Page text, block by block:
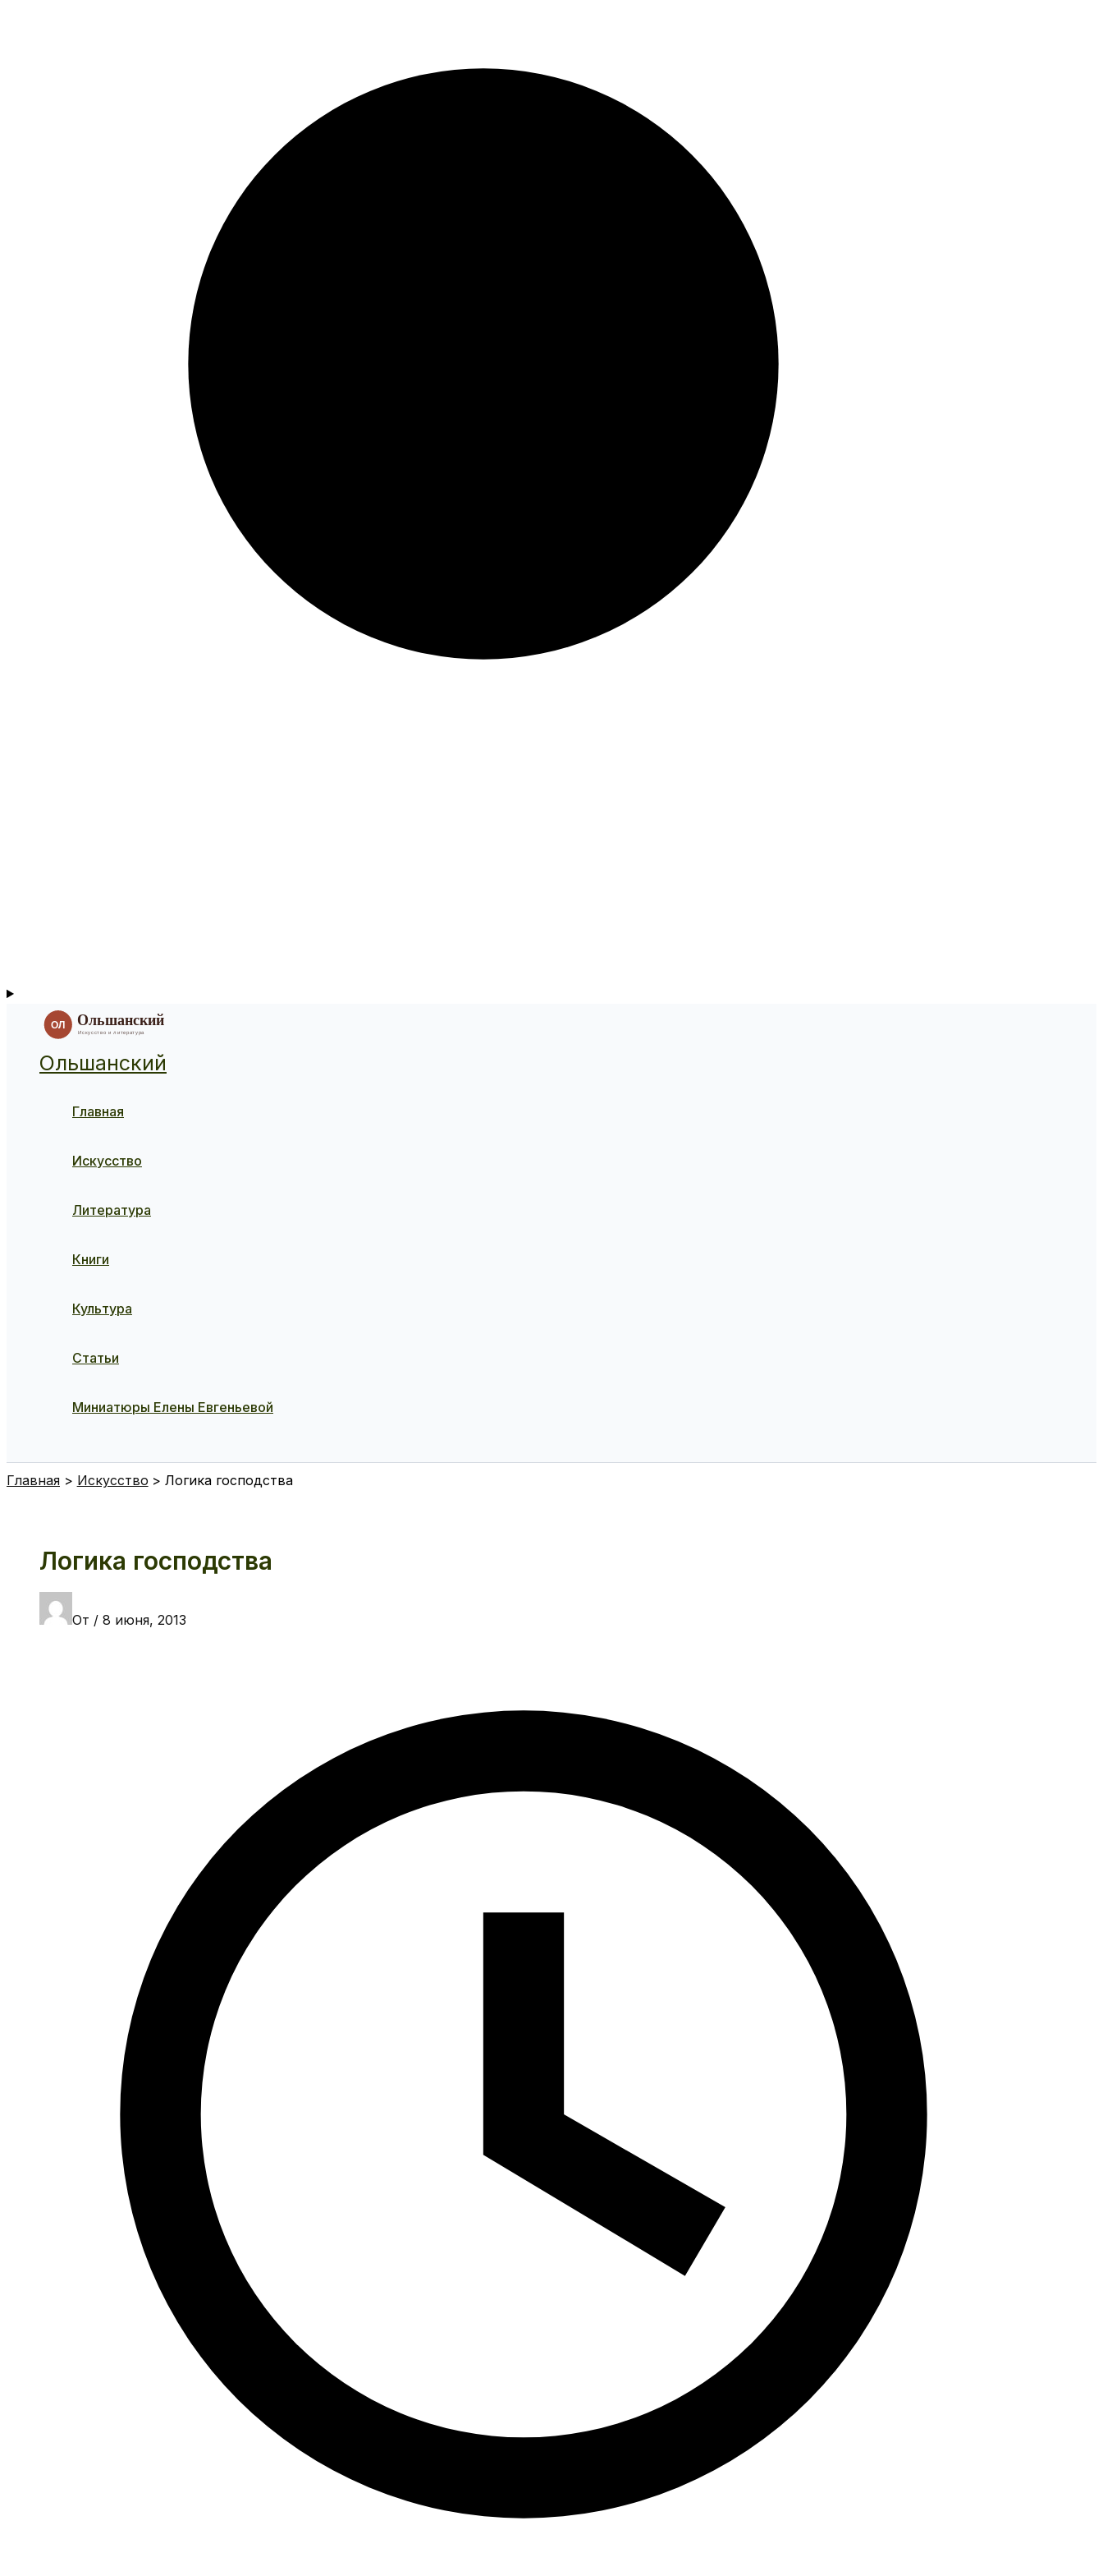
Ольшанский
Главная
Искусство
Литература
Книги
Культура
Статьи
Миниатюры Елены Евгеньевой
Главная Искусство Логика господства
Логика господства
От / 8 июня, 2013